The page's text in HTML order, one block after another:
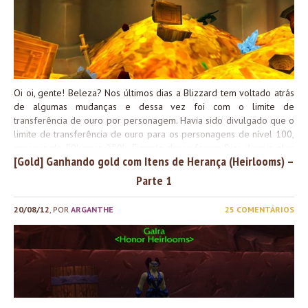
Oi oi, gente! Beleza? Nos últimos dias a Blizzard tem voltado atrás
de algumas mudanças e dessa vez foi com o limite de
transferência de ouro por personagem. Havia sido divulgado que o
limite de transferência de ouro para os personagens de nível 100,
voltaram atrás e o limite volta a ser 50k, por conta de um
problema: Tradução Livre Espero que depois de solucionar esses
problemas eles voltem para 250k, pois eu havia ficado
pessoalmente feliz com essa alteração. E o que vocês acharam?
Beijo da Blunie
[Gold] Ganhando gold com Itens de Herança (Heirlooms​) –
Parte 1
20/08/12 , POR ARGANTHE 25 COMENTÁRIOS